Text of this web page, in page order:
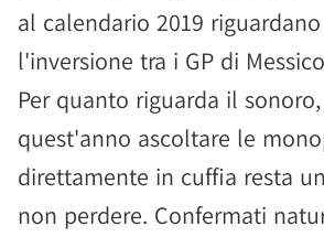
al calendario 2019
l'inversione tra i GP di
Per quanto riguarda il
quest'anno ascoltare le
direttamente in cuffia resta
non perdere. Confermati